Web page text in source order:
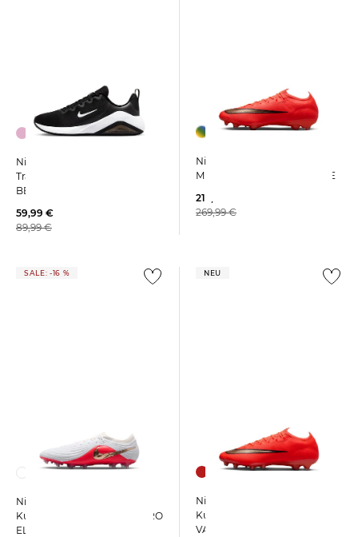
+13
Nike | Damen
Trainingsschuhe AIR MAX
BELLA 7
59,99 €
89,99 €
Nike | Fußballschuhe Rasen
MERCURIAL VAPOR 17 ELITE
215,99 €
269,99 €
SALE: -16 %
Nike | Fußballschuhe
Kunstrasen TIEMPO MAESTRO
ELITE AG-PRO
NEU
Nike | Fußballschuhe
Kunstrasen MERCURIAL
VAPOR 17 ELITE AG